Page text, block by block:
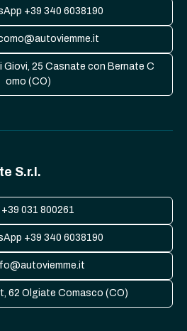
+39 340 6038190
25 Casnate con Bernate C
omo (CO)
S.r.l.
+39 031 800261
+39 340 6038190
62 Olgiate Comasco (CO)